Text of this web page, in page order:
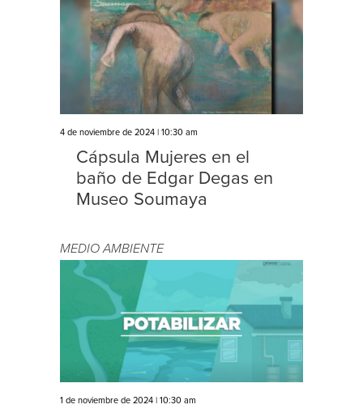
4 de noviembre de 2024 | 10:30 am
Cápsula Mujeres en el
baño de Edgar Degas en
Museo Soumaya
MEDIO AMBIENTE
1 de noviembre de 2024 | 10:30 am